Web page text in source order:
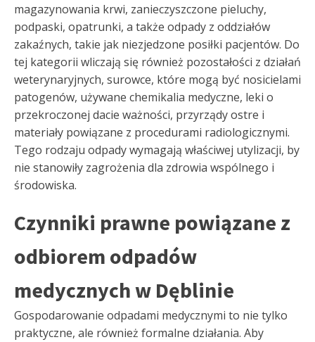
magazynowania krwi, zanieczyszczone pieluchy,
podpaski, opatrunki, a także odpady z oddziałów
zakaźnych, takie jak niezjedzone posiłki pacjentów. Do
tej kategorii wliczają się również pozostałości z działań
weterynaryjnych, surowce, które mogą być nosicielami
patogenów, używane chemikalia medyczne, leki o
przekroczonej dacie ważności, przyrządy ostre i
materiały powiązane z procedurami radiologicznymi.
Tego rodzaju odpady wymagają właściwej utylizacji, by
nie stanowiły zagrożenia dla zdrowia wspólnego i
środowiska.
Czynniki prawne powiązane z
odbiorem odpadów
medycznych w Dęblinie
Gospodarowanie odpadami medycznymi to nie tylko
praktyczne, ale również formalne działania. Aby